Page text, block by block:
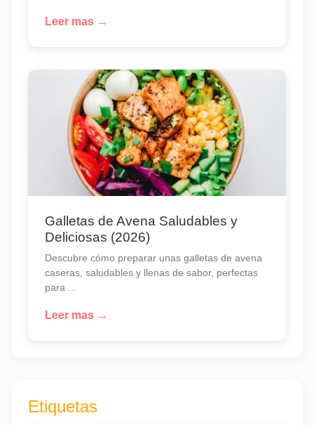
Leer mas →
Galletas de Avena Saludables y
Deliciosas (2026)
Descubre cómo preparar unas galletas de avena
caseras, saludables y llenas de sabor, perfectas
para ...
Leer mas →
Etiquetas